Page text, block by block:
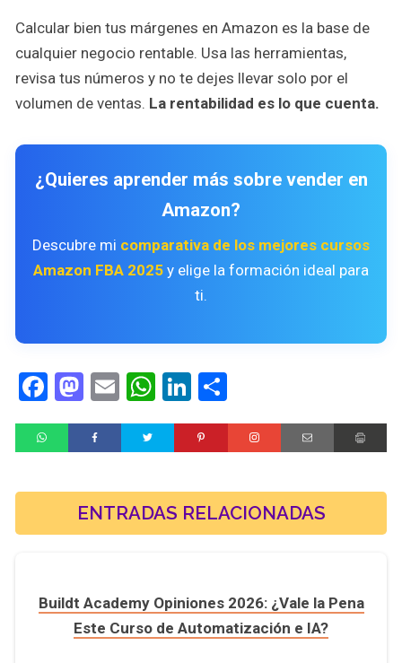
Calcular bien tus márgenes en Amazon es la base de
cualquier negocio rentable. Usa las herramientas,
revisa tus números y no te dejes llevar solo por el
volumen de ventas. La rentabilidad es lo que cuenta.
¿Quieres aprender más sobre vender en
Amazon?
Descubre mi comparativa de los mejores cursos
Amazon FBA 2025 y elige la formación ideal para
ti.
Facebook
Mastodon
EmailWhatsApp
LinkedIn
ENTRADAS RELACIONADAS
Buildt Academy Opiniones 2026: ¿Vale la Pena
Este Curso de Automatización e IA?